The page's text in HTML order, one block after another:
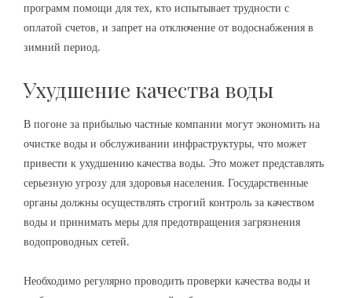
программ помощи для тех, кто испытывает трудности с
оплатой счетов, и запрет на отключение от водоснабжения в
зимний период.
Ухудшение качества воды
В погоне за прибылью частные компании могут экономить на
очистке воды и обслуживании инфраструктуры, что может
привести к ухудшению качества воды. Это может представлять
серьезную угрозу для здоровья населения. Государственные
органы должны осуществлять строгий контроль за качеством
воды и принимать меры для предотвращения загрязнения
водопроводных сетей.
Необходимо регулярно проводить проверки качества воды и